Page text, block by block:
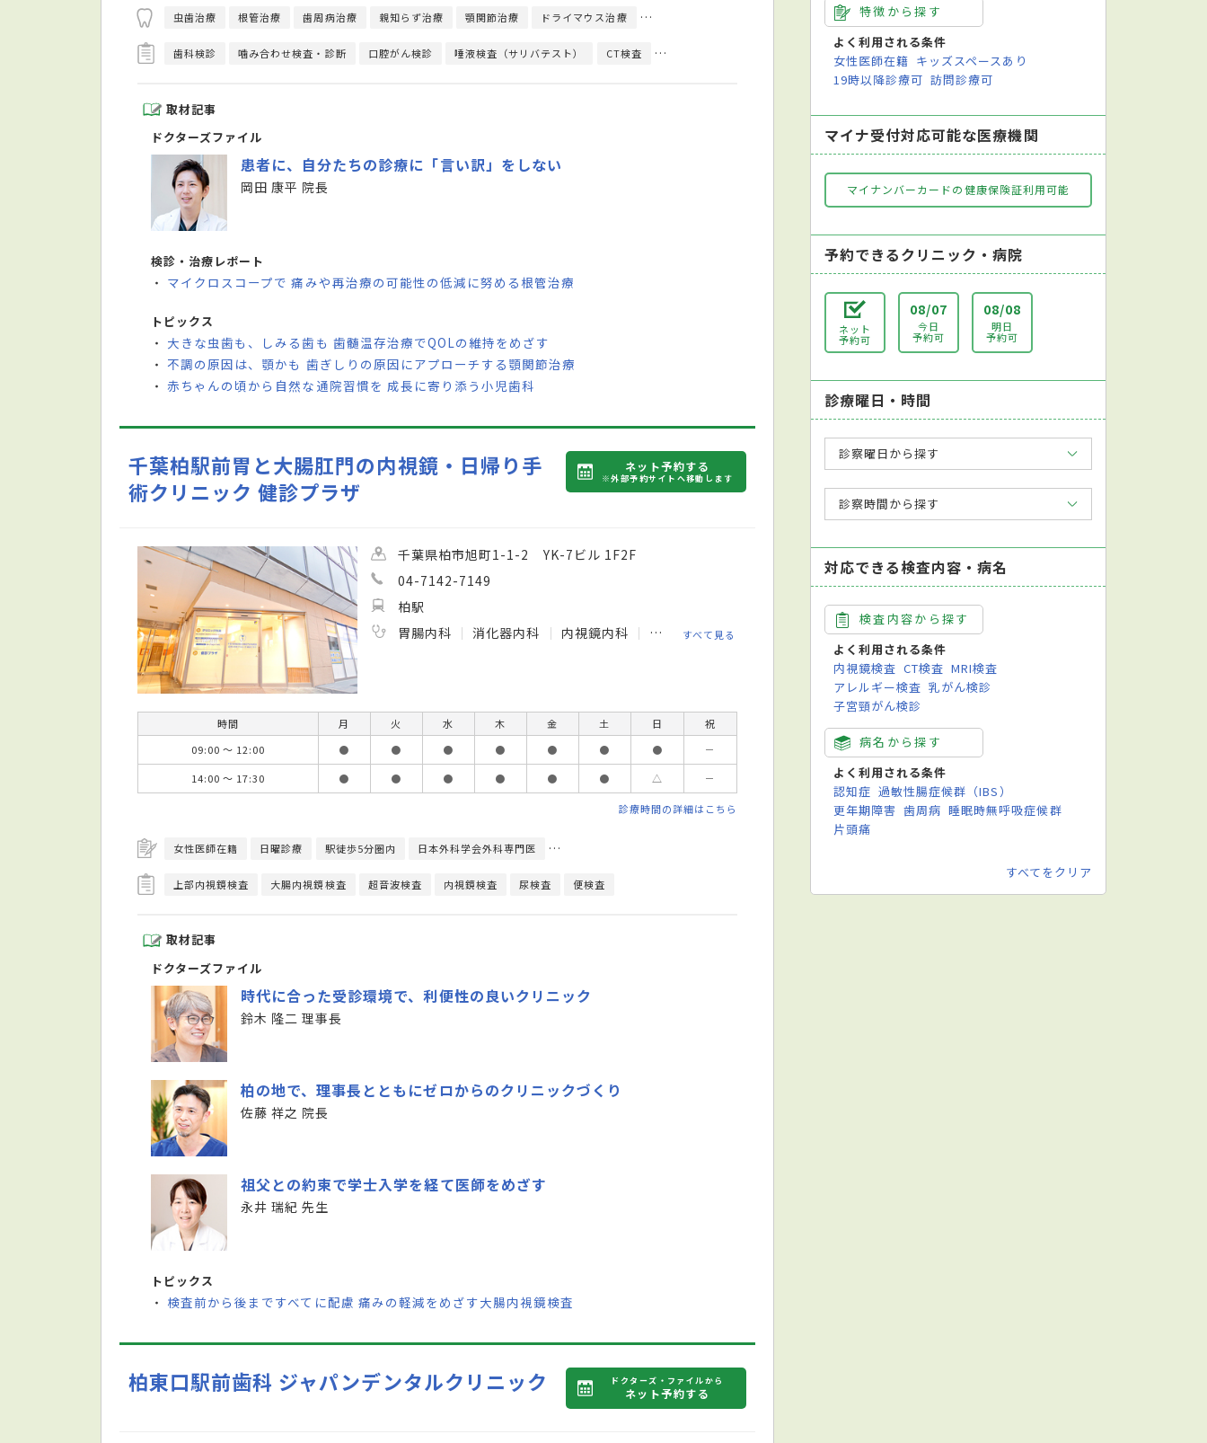
虫歯治療 根管治療 歯周病治療 親知らず治療 顎関節治療 ドライマウス治療 入れ歯／義歯治療 クリーニング インプラント治療
歯科検診 噛み合わせ検査・診断 口腔がん検診 唾液検査（サリバテスト） CT検査 レントゲン検査
取材記事
ドクターズファイル
患者に、自分たちの診療に「言い訳」をしない
岡田 康平 院長
検診・治療レポート
・ マイクロスコープで 痛みや再治療の可能性の低減に努める根管治療
トピックス
・ 大きな虫歯も、しみる歯も 歯髄温存治療でQOLの維持をめざす
・ 不調の原因は、顎かも 歯ぎしりの原因にアプローチする顎関節治療
・赤ちゃんの頃から自然な通院習慣を 成長に寄り添う小児歯科
千葉柏駅前胃と大腸肛門の内視鏡・日帰り手
術クリニック 健診プラザ
ネット予約する
※外部予約サイトへ移動します
千葉県柏市旭町1-1-2 YK-7ビル 1F2F
04-7142-7149
柏駅
胃腸内科
消化器内科 内視鏡内科 肛門内科すべて見る
時間 月 火 水 木 金 土 日
祝
09:00 ～ 12:00
● ● ● ● ● ● ●
－
14:00 ～ 17:30
● ● ● ● ● ● △ －
診療時間の詳細はこちら
女性医師在籍 日曜診療 駅徒歩5分圏内 日本外科学会外科専門医 日本消化器内視鏡学会消化器内視鏡専門医
上部内視鏡検査 大腸内視鏡検査 超音波検査 内視鏡検査 尿検査 便検査
取材記事
ドクターズファイル
時代に合った受診環境で、利便性の良いクリニック
鈴木 隆二 理事長
柏の地で、理事長とともにゼロからのクリニックづくり
佐藤 祥之 院長
祖父との約束で学士入学を経て医師をめざす
永井 瑞紀 先生
トピックス
・ 検査前から後まですべてに配慮 痛みの軽減をめざす大腸内視鏡検査
柏東口駅前歯科 ジャパンデンタルクリニック ドクターズ・ファイルから
ネット予約する
特徴から探す
よく利用される条件
女性医師在籍 キッズスペースあり
19時以降診療可 訪問診療可
マイナ受付対応可能な医療機関
マイナンバーカードの健康保険証利用可能
予約できるクリニック・病院
ネット
予約可
08/07
今日
予約可
08/08
明日
予約可
診療曜日・時間
診察曜日から探す
診察時間から探す
対応できる検査内容・病名
検査内容から探す
よく利用される条件
内視鏡検査 CT検査 MRI検査
アレルギー検査 乳がん検診
子宮頸がん検診
病名から探す
よく利用される条件
認知症 過敏性腸症候群（IBS）
更年期障害 歯周病 睡眠時無呼吸症候群
片頭痛
すべてをクリア